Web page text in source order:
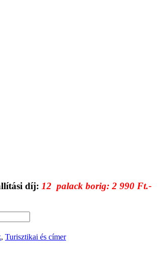
díj: 12 palack borig: 2 990 Ft.-
, Turisztikai és címer